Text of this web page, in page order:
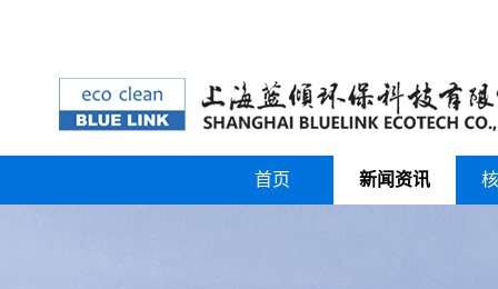
首页 新闻资讯